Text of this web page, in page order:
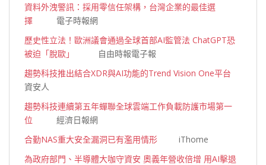
資料外洩警訊：採用零信任架構，台灣企業的最佳選
擇 電子時報網
歷史性立法！歐洲議會通過全球首部AI監管法 ChatGPT恐
被迫「脫歐」
自由時報電子報
趨勢科技推出結合XDR與AI功能的Trend Vision One平台
資安人
趨勢科技連續第五年蟬聯全球雲端工作負載防護市場第一
位 經濟日報網
合勤NAS重大安全漏洞已有濫用情形 iThome
為政府部門、半導體大咖守資安 奧義年營收倍增 用AI擊退